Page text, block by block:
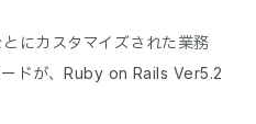
にカスタマイズされた業務
ドが、Ruby on Rails Ver5.2